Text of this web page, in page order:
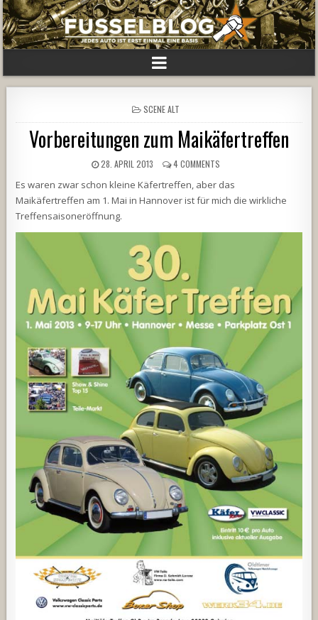
POSTED
IN
SCENE ALT
Vorbereitungen zum Maikäfertreffen
28. APRIL 2013 4 COMMENTS
Es waren zwar schon kleine Käfertreffen, aber das
Maikäfertreffen am 1. Mai in Hannover ist für mich die wirkliche
Treffensaisoneröffnung.